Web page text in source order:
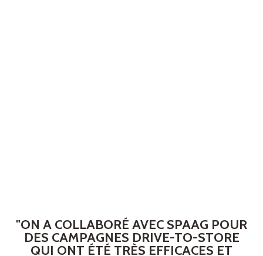
"ON A COLLABORÉ AVEC SPAAG POUR
DES CAMPAGNES DRIVE-TO-STORE
QUI ONT ÉTÉ TRÈS EFFICACES ET